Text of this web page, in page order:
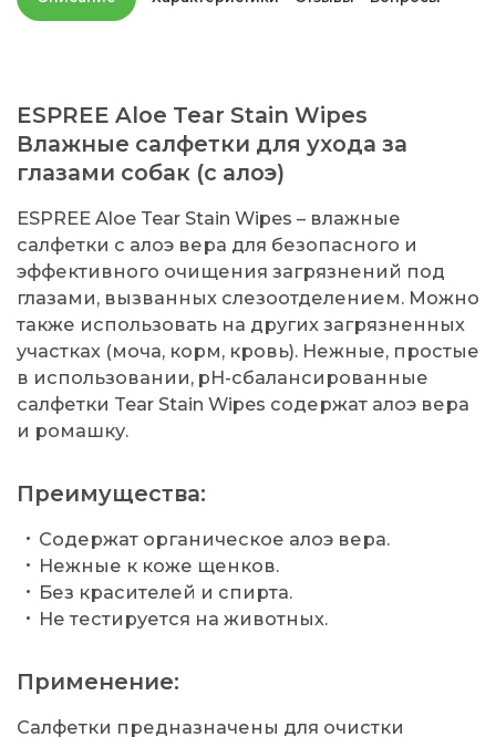
ESPREE Aloe Tear Stain Wipes
Влажные салфетки для ухода за
глазами собак (с алоэ)
ESPREE Aloe Tear Stain Wipes – влажные
салфетки с алоэ вера для безопасного и
эффективного очищения загрязнений под
глазами, вызванных слезоотделением. Можно
также использовать на других загрязненных
участках (моча, корм, кровь). Нежные, простые
в использовании, pH-сбалансированные
салфетки Tear Stain Wipes содержат алоэ вера
и ромашку.
Преимущества:
Содержат органическое алоэ вера.
Нежные к коже щенков.
Без красителей и спирта.
Не тестируется на животных.
Применение:
Салфетки предназначены для очистки